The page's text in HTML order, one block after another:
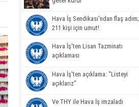
Hava İş Sendikası'ndan flaş adım;
211 kişi için umut!
Hava İş'ten Lisan Tazminatı
açıklaması
Hava İş'ten açıklama: "Listeyi
açıklarız"
Ve THY ile Hava İş imzaladı